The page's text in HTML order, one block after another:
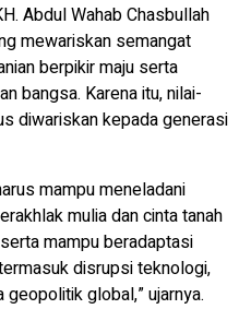
Abdul Wahab Chasbullah
mewariskan semangat
berpikir maju serta
bangsa. Karena itu, nilai-
diwariskan kepada generasi
mampu meneladani
mulia dan cinta tanah
mampu beradaptasi
disrupsi teknologi,
geopolitik global,” ujarnya.